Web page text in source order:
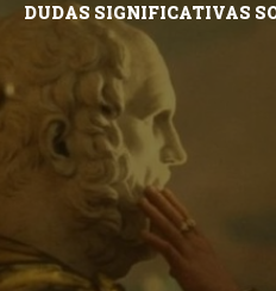
DUDAS SIGNIFICATIVAS